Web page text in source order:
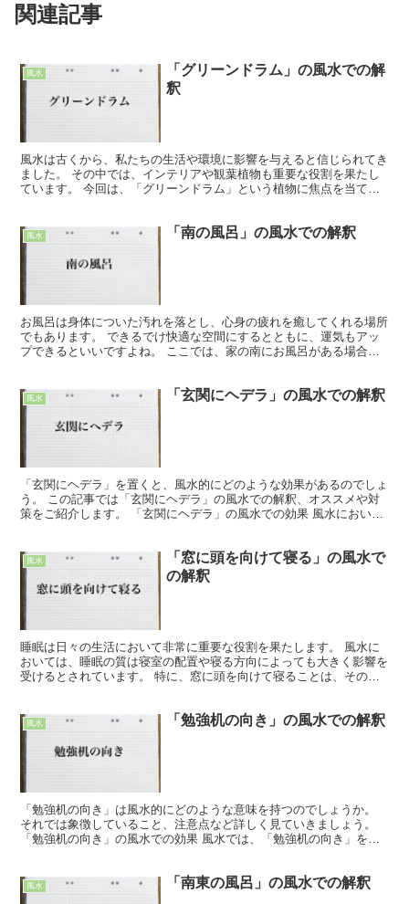
関連記事
風水
「グリーンドラム」の風水での解
釈
風水は古くから、私たちの生活や環境に影響を与えると信じられてき
ました。 その中では、インテリアや観葉植物も重要な役割を果たし
ています。 今回は、「グリーンドラム」という植物に焦点を当て、
風水 「南の風呂」の風水での解釈
お風呂は身体についた汚れを落とし、心身の疲れを癒してくれる場所
でもあります。 できるでけ快適な空間にするとともに、運気もアッ
プできるといいですよね。 ここでは、家の南にお風呂がある場合の
風水 「玄関にヘデラ」の風水での解釈
「玄関にヘデラ」を置くと、風水的にどのような効果があるのでしょ
う。 この記事では「玄関にヘデラ」の風水での解釈、オススメや対
策をご紹介します。 「玄関にヘデラ」の風水での効果 風水において
風水
「窓に頭を向けて寝る」の風水で
の解釈
睡眠は日々の生活において非常に重要な役割を果たします。 風水に
おいては、睡眠の質は寝室の配置や寝る方向によっても大きく影響を
受けるとされています。 特に、窓に頭を向けて寝ることは、その人
風水 「勉強机の向き」の風水での解釈
「勉強机の向き」は風水的にどのような意味を持つのでしょうか。
それでは象徴していること、注意点など詳しく見ていきましょう。
「勉強机の向き」の風水での効果 風水では、「勉強机の向き」を変
風水 「南東の風呂」の風水での解釈